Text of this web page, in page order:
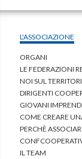
L'ASSOCIAZIONE
ORGANI
LE FEDERAZIONI
NOI SUL
DIRIGENTI
GIOVANI
COME CREARE
PERCHÈ
IL TEAM